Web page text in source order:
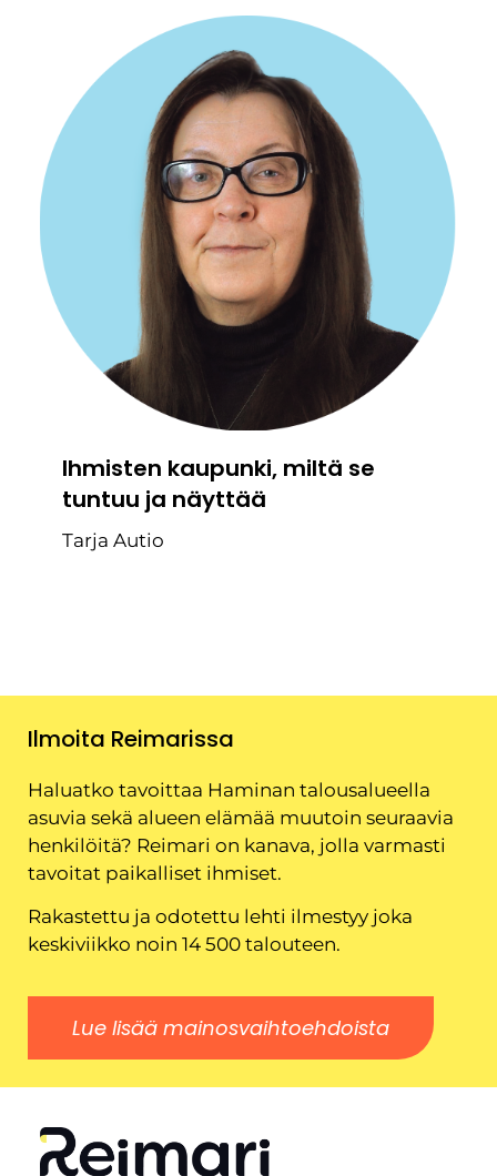
Ihmisten kaupunki, miltä se
tuntuu ja näyttää
Tarja Autio
Ilmoita Reimarissa
Haluatko tavoittaa Haminan talousalueella
asuvia sekä alueen elämää muutoin seuraavia
henkilöitä? Reimari on kanava, jolla varmasti
tavoitat paikalliset ihmiset.
Rakastettu ja odotettu lehti ilmestyy joka
keskiviikko noin 14 500 talouteen.
Lue lisää mainosvaihtoehdoista